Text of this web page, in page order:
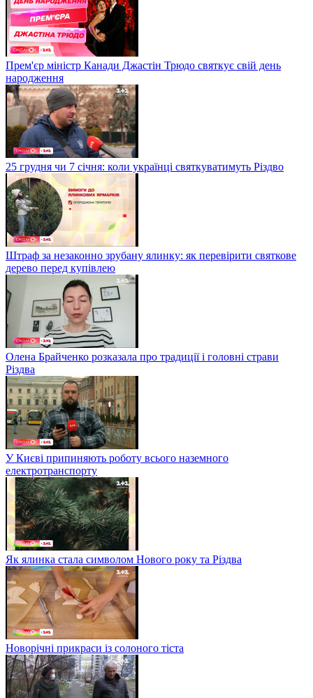
Прем'єр міністр Канади Джастін Трюдо святкує свій день
народження
25 грудня чи 7 січня: коли українці святкуватимуть Різдво
Штраф за незаконно зрубану ялинку: як перевірити святкове
дерево перед купівлею
Олена Брайченко розказала про традиції і головні страви
Різдва
У Києві припиняють роботу всього наземного
електротранспорту
Як ялинка стала символом Нового року та Різдва
Новорічні прикраси із солоного тіста